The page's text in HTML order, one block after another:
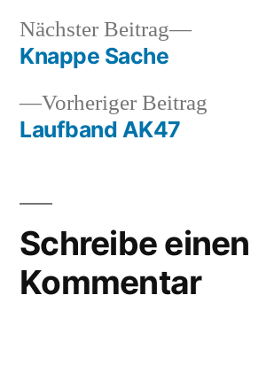
Beitragsnavigation
Vorheriger Beitrag
Laufband AK47
Nächster Beitrag
Nächster
Knappe Sache
Schreibe einen
Kommentar